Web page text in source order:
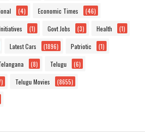
(4) Economic Times (46)
(1) Govt Jobs (3) Health (1)
Latest Cars (1896) Patriotic (1)
(8) Telugu (6)
Telugu Movies (8655)